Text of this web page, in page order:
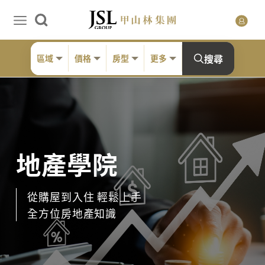
區域 價格 房型 更多 搜尋
地產學院
從購屋到入住 輕鬆上手
全方位房地產知識